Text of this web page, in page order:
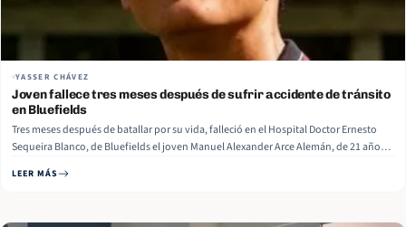
YASSER CHÁVEZ
Joven fallece tres meses después de sufrir accidente de tránsito
en Bluefields
Tres meses después de batallar por su vida, falleció en el Hospital Doctor Ernesto
Sequeira Blanco, de Bluefields el joven Manuel Alexander Arce Alemán, de 21 años,
ese municipio de la Costa… Read More
LEER MÁS